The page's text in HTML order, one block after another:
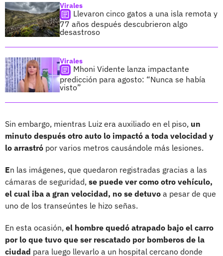
Virales
Llevaron cinco gatos a una isla remota y
77 años después descubrieron algo
desastroso
Virales
Mhoni Vidente lanza impactante
predicción para agosto: “Nunca se había
visto”
Sin embargo, mientras Luiz era auxiliado en el piso, un
minuto después otro auto lo impactó a toda velocidad y
lo arrastró por varios metros causándole más lesiones.
En las imágenes, que quedaron registradas gracias a las
cámaras de seguridad, se puede ver como otro vehículo,
el cual iba a gran velocidad, no se detuvo a pesar de que
uno de los transeúntes le hizo señas.
En esta ocasión, el hombre quedó atrapado bajo el carro
por lo que tuvo que ser rescatado por bomberos de la
ciudad para luego llevarlo a un hospital cercano donde